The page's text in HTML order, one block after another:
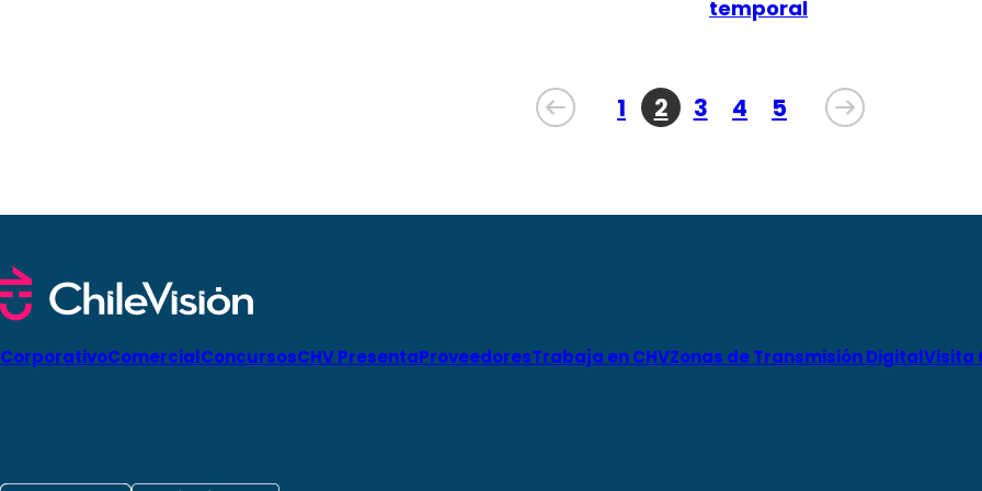
temporal
1 2 3 4 5
CorporativoComercialConcursosCHV PresentaProveedoresTrabaja en CHVZonas de Transmisión DigitalVisita